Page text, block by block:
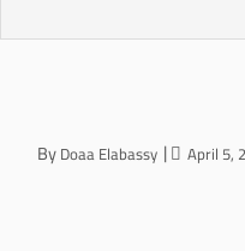
ByDoaa Elabassy April 5,